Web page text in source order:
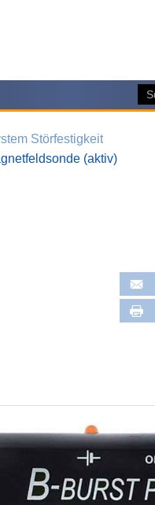
Störfestigkeit
(aktiv)